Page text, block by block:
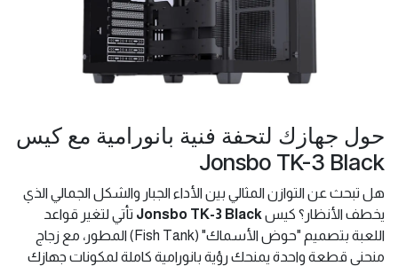
حول جهازك لتحفة فنية بانورامية مع كيس
Jonsbo TK-3 Black
هل تبحث عن التوازن المثالي بين الأداء الجبار والشكل الجمالي الذي
يخطف الأنظار؟ كيسJonsbo TK-3 Black تأتي لتغير قواعد
اللعبة بتصميم "حوض الأسماك" (Fish Tank) المطور، مع زجاج
منحني قطعة واحدة يمنحك رؤية بانورامية كاملة لمكونات جهازك